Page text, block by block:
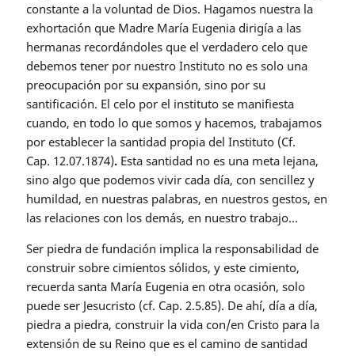
constante a la voluntad de Dios. Hagamos nuestra la
exhortación que Madre María Eugenia dirigía a las
hermanas recordándoles que el verdadero celo que
debemos tener por nuestro Instituto no es solo una
preocupación por su expansión, sino por su
santificación. El celo por el instituto se manifiesta
cuando, en todo lo que somos y hacemos, trabajamos
por establecer la santidad propia del Instituto (Cf.
Cap. 12.07.1874).Esta santidad no es una meta lejana,
sino algo que podemos vivir cada día, con sencillez y
humildad, en nuestras palabras, en nuestros gestos, en
las relaciones con los demás, en nuestro trabajo...
Ser piedra de fundación implica la responsabilidad de
construir sobre cimientos sólidos, y este cimiento,
recuerda santa María Eugenia en otra ocasión, solo
puede ser Jesucristo (cf. Cap. 2.5.85). De ahí, día a día,
piedra a piedra, construir la vida con/en Cristo para la
extensión de su Reino que es el camino de santidad